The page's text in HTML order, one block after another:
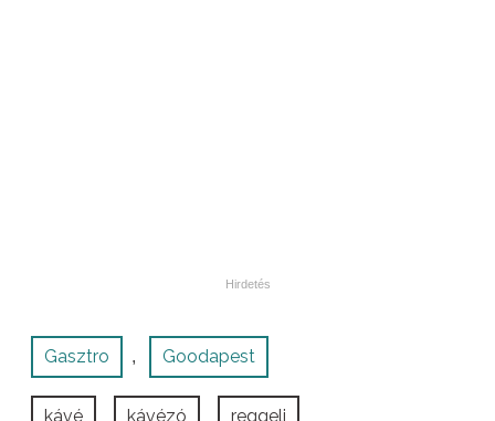
Gasztro , Goodapest
kávé kávézó reggeli